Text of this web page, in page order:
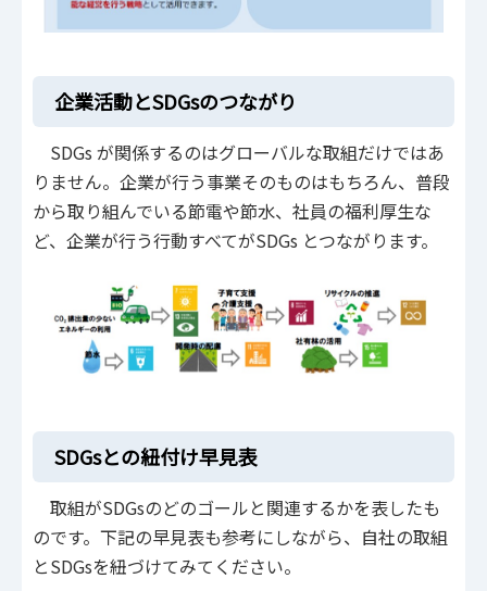
企業活動とSDGsのつながり
SDGs が関係するのはグローバルな取組だけではあ
りません。企業が行う事業そのものはもちろん、普段
から取り組んでいる節電や節水、社員の福利厚生な
ど、企業が行う行動すべてがSDGs とつながります。
SDGsとの紐付け早見表
取組がSDGsのどのゴールと関連するかを表したも
のです。下記の早見表も参考にしながら、自社の取組
とSDGsを紐づけてみてください。